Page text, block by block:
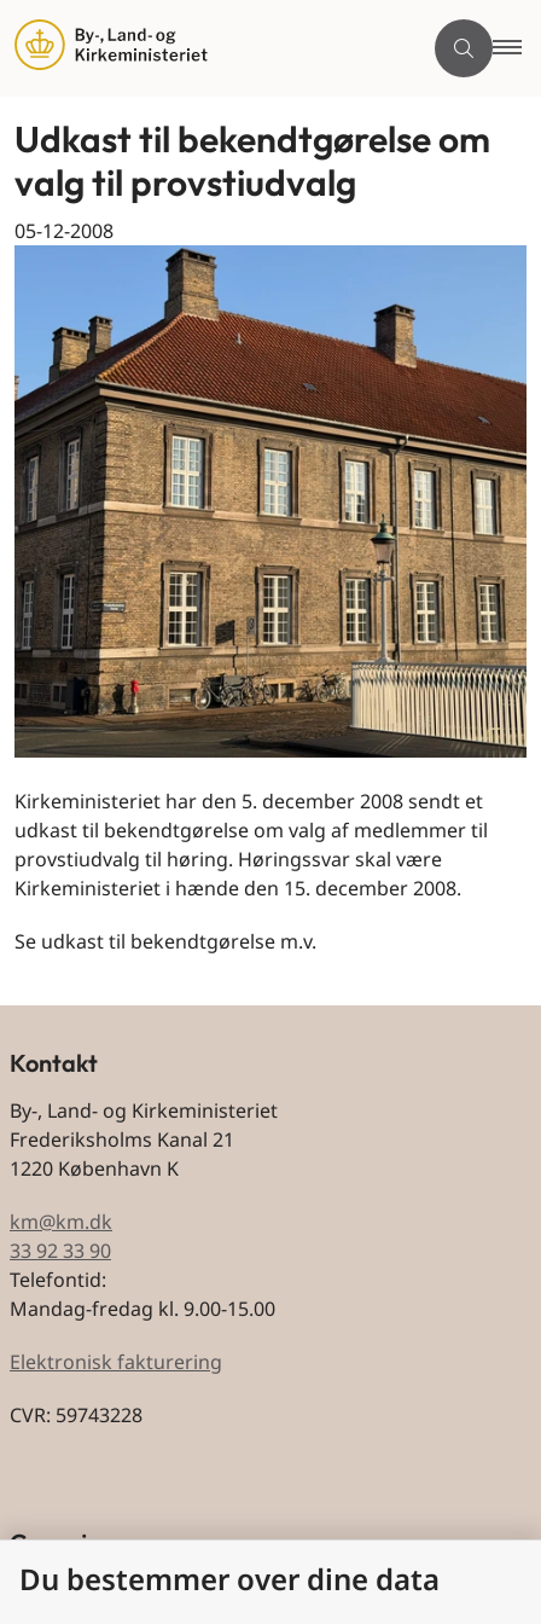
Udkast til bekendtgørelse om
valg til provstiudvalg
05-12-2008
Kirkeministeriet har den 5. december 2008 sendt et
udkast til bekendtgørelse om valg af medlemmer til
provstiudvalg til høring. Høringssvar skal være
Kirkeministeriet i hænde den 15. december 2008.
Se udkast til bekendtgørelse m.v.
Kontakt
By-, Land- og Kirkeministeriet
Frederiksholms Kanal 21
1220 København K
km@km.dk
33 92 33 90
Telefontid:
Mandag-fredag kl. 9.00-15.00
Elektronisk fakturering
CVR: 59743228
Genveje
Cookies
Du bestemmer over dine data